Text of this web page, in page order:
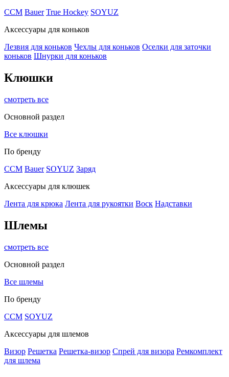
ССМ Bauer True Hockey SOYUZ
Аксессуары для коньков
Лезвия для коньков Чехлы для коньков Оселки для заточки
коньков Шнурки для коньков
Клюшки
смотреть все
Основной раздел
Все клюшки
По бренду
CCM Bauer SOYUZ Заряд
Аксессуары для клюшек
Лента для крюка Лента для рукоятки Воск Надставки
Шлемы
смотреть все
Основной раздел
Все шлемы
По бренду
CCM SOYUZ
Аксессуары для шлемов
Визор Решетка Решетка-визор Спрей для визора Ремкомплект
для шлема